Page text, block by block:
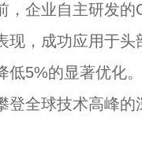
，企业自主研发
现，成功应用于
低5%的显著优化
登全球技术高峰